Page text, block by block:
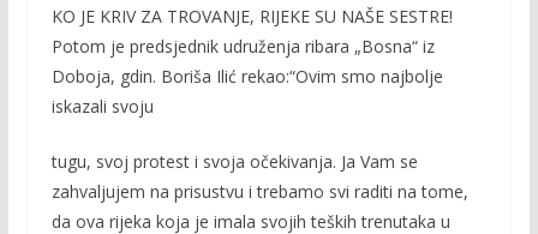
KO JE KRIV ZA TROVANJE, RIJEKE SU NAŠE SESTRE!
Potom je predsjednik udruženja ribara „Bosna“ iz
Doboja, gdin. Boriša Ilić rekao:“Ovim smo najbolje
iskazali svoju
tugu, svoj protest i svoja očekivanja. Ja Vam se
zahvaljujem na prisustvu i trebamo svi raditi na tome,
da ova rijeka koja je imala svojih teških trenutaka u